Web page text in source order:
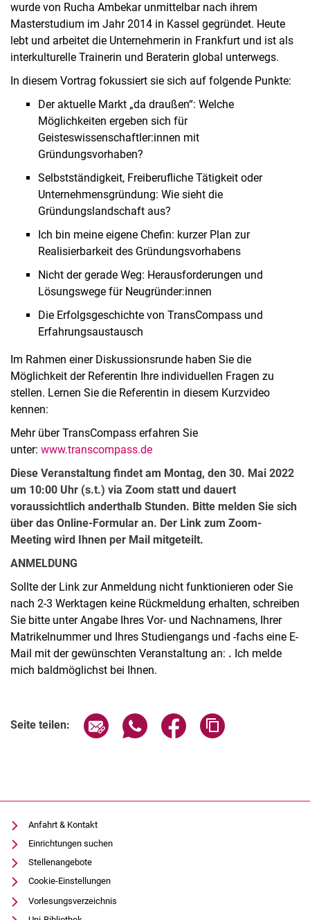
wurde von Rucha Ambekar unmittelbar nach ihrem
Masterstudium im Jahr 2014 in Kassel gegründet. Heute
lebt und arbeitet die Unternehmerin in Frankfurt und ist als
interkulturelle Trainerin und Beraterin global unterwegs.
In diesem Vortrag fokussiert sie sich auf folgende Punkte:
Der aktuelle Markt „da draußen“: Welche
Möglichkeiten ergeben sich für
Geisteswissenschaftler:innen mit
Gründungsvorhaben?
Selbstständigkeit, Freiberufliche Tätigkeit oder
Unternehmensgründung: Wie sieht die
Gründungslandschaft aus?
Ich bin meine eigene Chefin: kurzer Plan zur
Realisierbarkeit des Gründungsvorhabens
Nicht der gerade Weg: Herausforderungen und
Lösungswege für Neugründer:innen
Die Erfolgsgeschichte von TransCompass und
Erfahrungsaustausch
Im Rahmen einer Diskussionsrunde haben Sie die
Möglichkeit der Referentin Ihre individuellen Fragen zu
stellen. Lernen Sie die Referentin in diesem Kurzvideo
kennen:
Mehr über TransCompass erfahren Sie
unter: www.transcompass.de
Diese Veranstaltung findet am Montag, den 30. Mai 2022
um 10:00 Uhr (s.t.) via Zoom statt und dauert
voraussichtlich anderthalb Stunden. Bitte melden Sie sich
über das Online-Formular an. Der Link zum Zoom-
Meeting wird Ihnen per Mail mitgeteilt.
AN­MEL­DUNG
Sollte der Link zur Anmeldung nicht funktionieren oder Sie
nach 2-3 Werktagen keine Rückmeldung erhalten, schreiben
Sie bitte unter Angabe Ihres Vor- und Nachnamens, Ihrer
Matrikelnummer und Ihres Studiengangs und -fachs eine E-
Mail mit der gewünschten Veranstaltung an: . Ich melde
mich baldmöglichst bei Ihnen.
Seite teilen: Seite über E-Mail teilen
Seite über WhatsApp teilen
Seite über Facebook
Anfahrt & Kontakt
Einrichtungen suchen
Stellenangebote
Cookie-Einstellungen
Vorlesungsverzeichnis